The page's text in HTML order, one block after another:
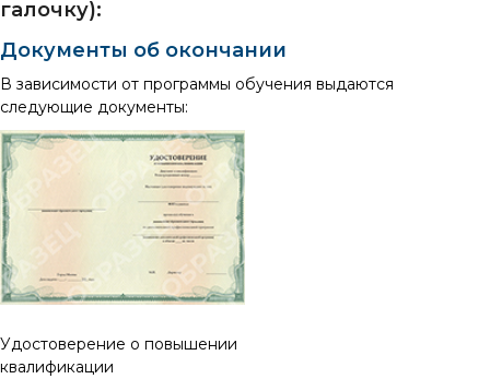
галочку):
Документы об окончании
В зависимости от программы обучения выдаются
следующие документы:
Удостоверение о повышении
квалификации